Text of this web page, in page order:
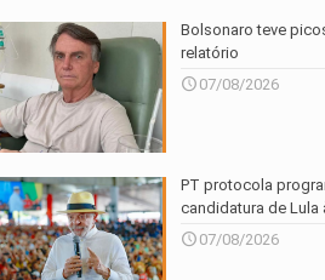
Bolsonaro teve
relatório
07/08/2026
PT protocola
candidatura de Lula
07/08/2026